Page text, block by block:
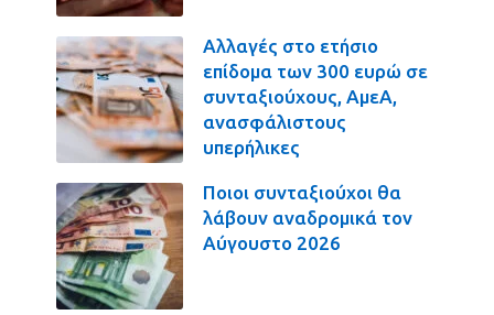
Αλλαγές στο ετήσιο
επίδομα των 300 ευρώ σε
συνταξιούχους, ΑμεΑ,
ανασφάλιστους
υπερήλικες
Ποιοι συνταξιούχοι θα
λάβουν αναδρομικά τον
Αύγουστο 2026